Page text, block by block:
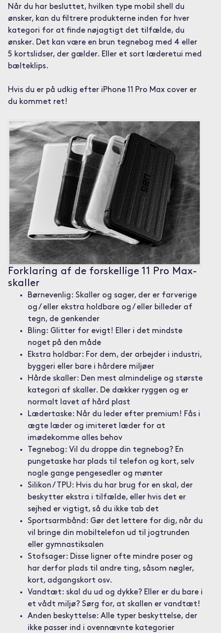
Når du har besluttet, hvilken type mobil shell du
ønsker, kan du filtrere produkterne inden for hver
kategori for at finde nøjagtigt det tilfælde, du
ønsker. Det kan være en brun tegnebog med 4 eller
5 kortslidser, der gælder. Eller et sort læderetui med
bælteklips.
Hvis du er på udkig efter iPhone 11 Pro Max cover er
du kommet ret!
Forklaring af de forskellige 11 Pro Max-
skaller
Børnevenlig: Skaller og sager, der er farverige
og / eller ekstra holdbare og / eller billeder af
tegn, de genkender
Bling: Glitter for evigt! Eller i det mindste
noget på den måde
Ekstra holdbar: For dem, der arbejder i industri,
byggeri eller bare i hårdere miljøer
Hårde skaller: Den mest almindelige og største
kategori af skaller. De dækker ryggen og er
normalt lavet af hård plast
Lædertaske: Når du leder efter premium! Fås i
ægte læder og imiteret læder for at
imødekomme alles behov
Tegnebog: Vil du droppe din tegnebog? En
pungetaske har plads til telefon og kort, selv
nogle gange pengesedler og mønter
Silikon / TPU: Hvis du har brug for en skal, der
beskytter ekstra i tilfælde, eller hvis det er
sejhed er vigtigt, så du ikke tab det
Sportsarmbånd: Gør det lettere for dig, når du
vil bringe din mobiltelefon ud til jogtrunden
eller gymnastiksalen
Stofsager: Disse ligner ofte mindre poser og
har derfor plads til andre ting, såsom nøgler,
kort, adgangskort osv.
Vandtæt: skal du ud og dykke? Eller er du bare i
et vådt miljø? Sørg for, at skallen er vandtæt!
Anden beskyttelse: Alle typer beskyttelse, der
ikke passer ind i ovennævnte kategorier